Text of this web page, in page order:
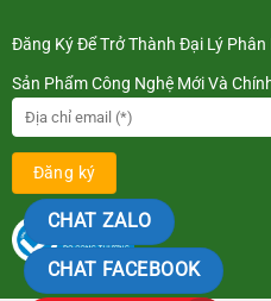
Đăng Ký Để Trở Thành Đại Lý Phân
Sản Phẩm Công Nghệ Mới Và
CHAT ZALO
CHAT FACEBOOK